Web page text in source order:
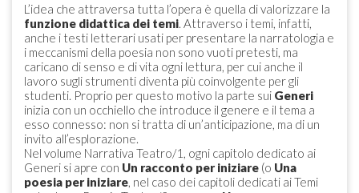
L’idea che attraversa tutta l’opera è quella di valorizzare la
funzione didattica dei temi. Attraverso i temi, infatti,
anche i testi letterari usati per presentare la narratologia e
i meccanismi della poesia non sono vuoti pretesti, ma
caricano di senso e di vita ogni lettura, per cui anche il
lavoro sugli strumenti diventa più coinvolgente per gli
studenti. Proprio per questo motivo la parte sui Generi
inizia con un occhiello che introduce il genere e il tema a
esso connesso: non si tratta di un’anticipazione, ma di un
invito all’esplorazione.
Nel volume Narrativa Teatro/1, ogni capitolo dedicato ai
Generi si apre con Un racconto per iniziare (o Una
poesia per iniziare, nel caso dei capitoli dedicati ai Temi